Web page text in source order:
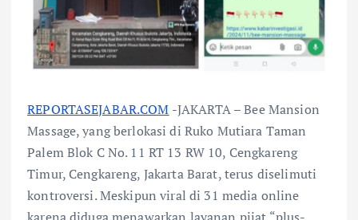
REPORTASEJABAR.COM -JAKARTA – Bee Mansion
Massage, yang berlokasi di Ruko Mutiara Taman
Palem Blok C No. 11 RT 13 RW 10, Cengkareng
Timur, Cengkareng, Jakarta Barat, terus diselimuti
kontroversi. Meskipun viral di 31 media online